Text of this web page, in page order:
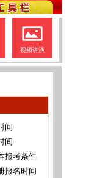
视频讲演
间
间
报考条件
报名时间